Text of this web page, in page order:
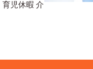
児休暇 介